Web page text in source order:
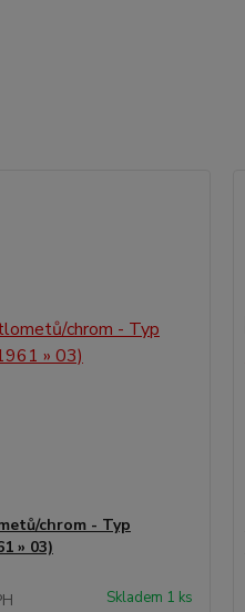
chrom - Typ
» 03)
Skladem 1 ks